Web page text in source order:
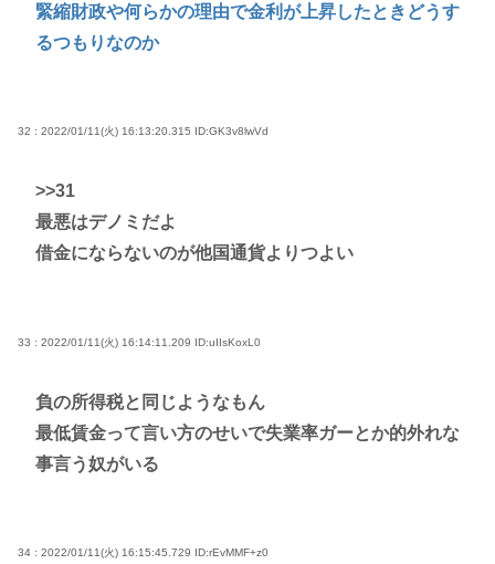
緊縮財政や何らかの理由で金利が上昇したときどうす
るつもりなのか
32 : 2022/01/11(火) 16:13:20.315 ID:GK3v8lwVd
>>31
最悪はデノミだよ
借金にならないのが他国通貨よりつよい
33 : 2022/01/11(火) 16:14:11.209 ID:uIIsKoxL0
負の所得税と同じようなもん
最低賃金って言い方のせいで失業率ガーとか的外れな
事言う奴がいる
34 : 2022/01/11(火) 16:15:45.729 ID:rEvMMF+z0